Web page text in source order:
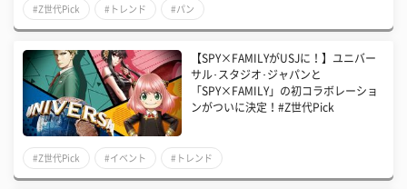
#Z世代Pick #トレンド #パン
【SPY×FAMILYがUSJに！】ユニバー
サル･スタジオ･ジャパンと
「SPY×FAMILY」の初コラボレーショ
ンがついに決定！#Z世代Pick
#Z世代Pick #イベント #トレンド